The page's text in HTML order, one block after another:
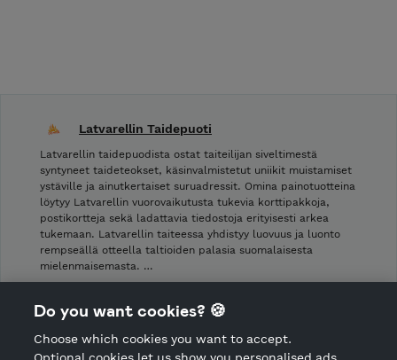
Latvarellin Taidepuoti
Latvarellin taidepuodista ostat taiteilijan siveltimestä
syntyneet taideteokset, käsinvalmistetut uniikit muistamiset
ystäville ja ainutkertaiset suruadressit. Omina painotuotteina
löytyy Latvarellin vuorovaikutusta tukevia korttipakkoja,
postikortteja sekä ladattavia tiedostoja erityisesti arkea
tukemaan. Latvarellin taiteessa yhdistyy luovuus ja luonto
rempseällä otteella taltioiden palasia suomalaisesta
mielenmaisemasta. …
Shop privacy policy
CANCEL ORDER
Do you want cookies? 🍪
Choose which cookies you want to accept.